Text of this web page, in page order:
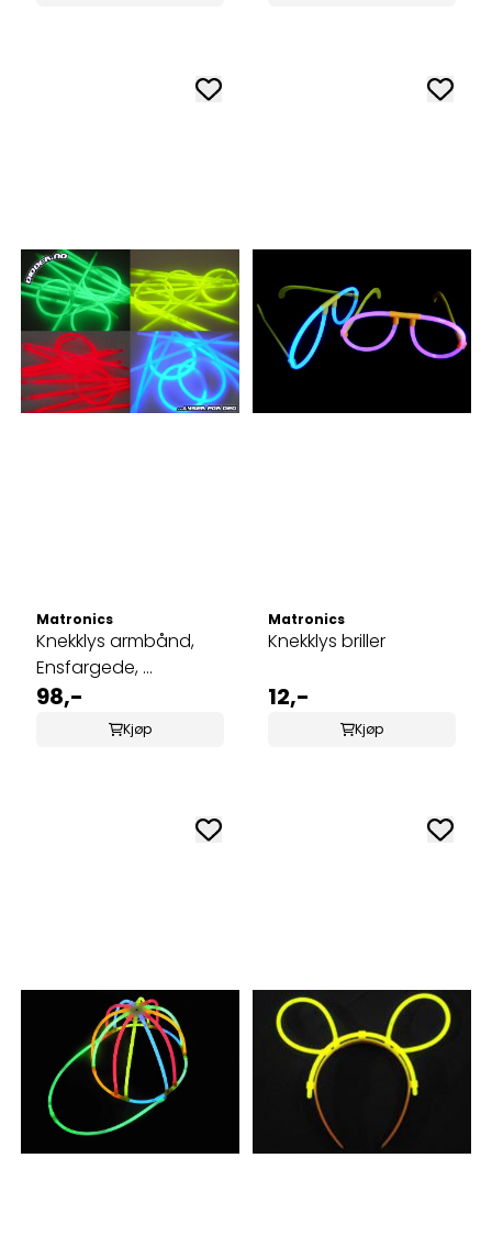
Matronics
Knekklys armbånd,
Ensfargede, ...
98,-
Kjøp
Matronics
Knekklys briller
12,-
Kjøp